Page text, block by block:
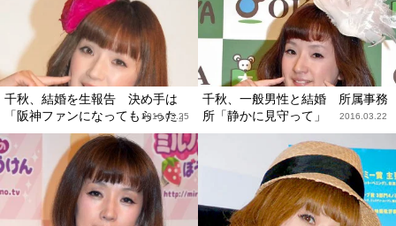
千秋、結婚を生報告 決め手は
「阪神ファンになってもらった」
2016.03.25
千秋、一般男性と結婚 所属事務
所「静かに見守って」
2016.03.22